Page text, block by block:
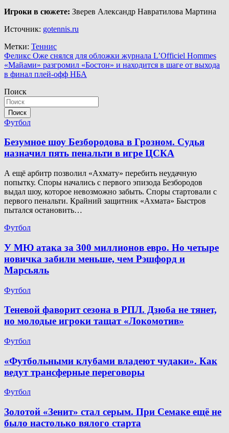
Игроки в сюжете: Зверев Александр Навратилова Мартина
Источник: gotennis.ru
Метки: Теннис
Навигация
по
Феликс Оже снялся для обложки журнала L’Officiel Hommes
«Майами» разгромил «Бостон» и находится в шаге от выхода
в финал плей-офф НБА
Поиск
Поиск
Футбол
Безумное шоу Безбородова в Грозном. Судья
назначил пять пенальти в игре ЦСКА
А ещё арбитр позволил «Ахмату» перебить неудачную
попытку. Споры начались с первого эпизода Безбородов
выдал шоу, которое невозможно забыть. Споры стартовали с
первого пенальти. Крайний защитник «Ахмата» Быстров
пытался остановить…
Футбол
У МЮ атака за 300 миллионов евро. Но четыре
новичка забили меньше, чем Рэшфорд и
Марсьяль
Футбол
Теневой фаворит сезона в РПЛ. Дзюба не тянет,
но молодые игроки тащат «Локомотив»
Футбол
«Футбольными клубами владеют чудаки». Как
ведут трансферные переговоры
Футбол
Золотой «Зенит» стал серым. При Семаке ещё не
было настолько вялого старта